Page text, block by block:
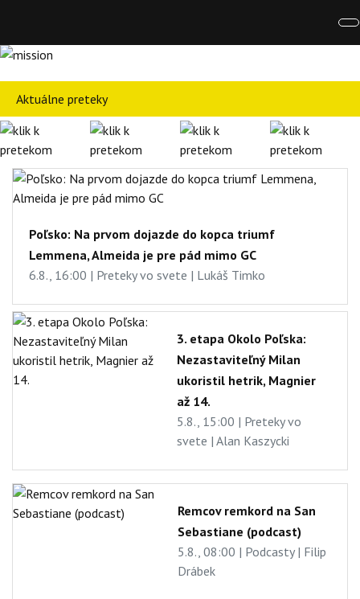
Aktuálne preteky
Poľsko: Na prvom dojazde do kopca triumf
Lemmena, Almeida je pre pád mimo GC
6.8., 16:00 | Preteky vo svete | Lukáš Timko
3. etapa Okolo Poľska:
Nezastaviteľný Milan
ukoristil hetrik, Magnier
až 14.
5.8., 15:00 | Preteky vo
svete | Alan Kaszycki
Remcov remkord na San
Sebastiane (podcast)
5.8., 08:00 | Podcasty | Filip
Drábek